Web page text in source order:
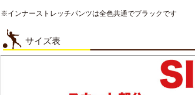
※インナーストレッチパンツは全色共通でブラックです
サイズ表